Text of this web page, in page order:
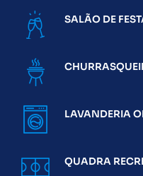
SALÃO DE
LAVANDERIA
QUADRA